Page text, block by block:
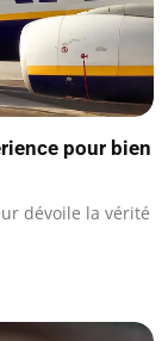
pour bien
dévoile la vérité